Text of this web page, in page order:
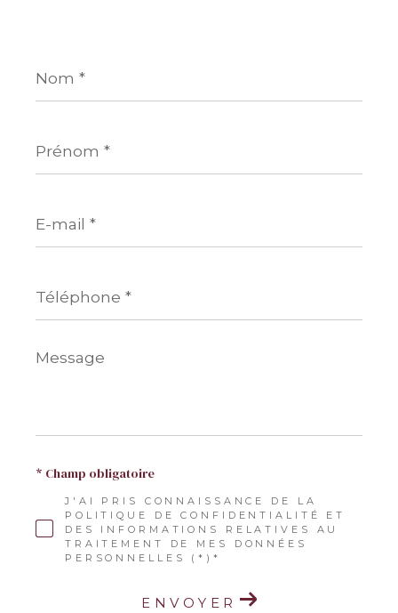
*
*
mail
*
*
Message
*
J'AI PRIS CONNAISSANCE DE LA
POLITIQUE DE CONFIDENTIALITÉ ET
DES INFORMATIONS RELATIVES AU
TRAITEMENT DE MES DONNÉES
PERSONNELLES (*)*
* Champ obligatoire
ENVOYER